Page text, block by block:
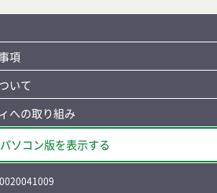
項
いて
への取り組み
パソコン版を表示する